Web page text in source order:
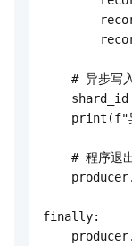
# 异步写
print(f"
# 程序退
finally: